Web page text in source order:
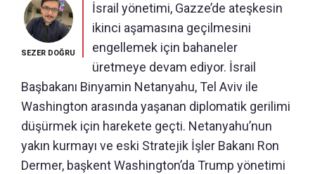
SEZER DOĞRU
İsrail yönetimi, Gazze’de ateşkesin
ikinci aşamasına geçilmesini
engellemek için bahaneler
üretmeye devam ediyor. İsrail
Başbakanı Binyamin Netanyahu, Tel Aviv ile
Washington arasında yaşanan diplomatik gerilimi
düşürmek için harekete geçti. Netanyahu’nun
yakın kurmayı ve eski Stratejik İşler Bakanı Ron
Dermer, başkent Washington’da Trump yönetimi